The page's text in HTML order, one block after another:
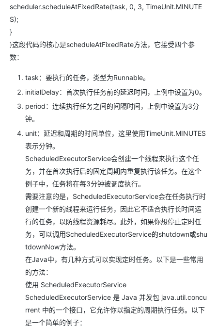
scheduler.scheduleAtFixedRate(task, 0, 3, TimeUnit.MINUTE
S);
}
}这段代码的核心是​​scheduleAtFixedRate​​方法，它接受四个参
数：
​​task​​​：要执行的任务，类型为​​Runnable​​。
​​initialDelay​​：首次执行任务前的延迟时间，上例中设置为0。
​​period​​：连续执行任务之间的间隔时间，上例中设置为3分
钟。
​​unit​​​：延迟和周期的时间单位，这里使用​​TimeUnit.MINUTES​​​
表示分钟。
​​​ScheduledExecutorService​​​会创建一个线程来执行这个任
务，并在首次执行后的固定周期内重复执行该任务。在这个
例子中，任务将在每3分钟被调度执行。
需要注意的是，​​​ScheduledExecutorService​​​会在任务执行时
创建一个新的线程来运行任务，因此它不适合执行长时间运
行的任务，以防线程资源耗尽。此外，如果你想停止定时任
务，可以调用​​ScheduledExecutorService​​​的​​shutdown​​​或​​shu
tdownNow​​方法。
在Java中，有几种方式可以实现定时任务。以下是一些常用
的方法：
使用 ​​ScheduledExecutorService​​
​​ScheduledExecutorService​​​ 是 Java 并发包 ​​java.util.concu
rrent​​ 中的一个接口，它允许你以指定的周期执行任务。以下
是一个简单的例子：